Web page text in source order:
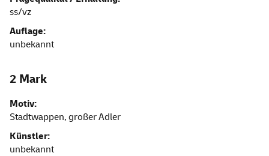
ss/vz
Auflage:
unbekannt
2 Mark
Motiv:
Stadtwappen, großer Adler
Künstler:
unbekannt